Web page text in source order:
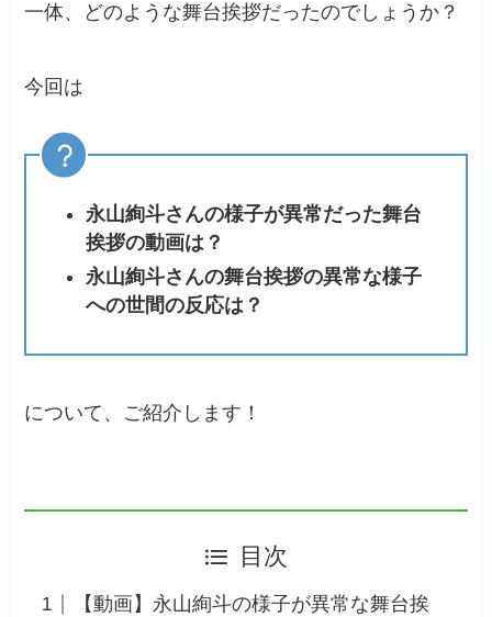
一体、どのような舞台挨拶だったのでしょうか？
今回は
永山絢斗さんの様子が異常だった舞台
挨拶の動画は？
永山絢斗さんの舞台挨拶の異常な様子
への世間の反応は？
について、ご紹介します！
目次
【動画】永山絢斗の様子が異常な舞台挨